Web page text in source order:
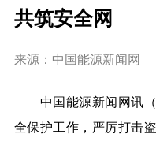
共筑安全网
来源：中国能源新闻网
中 国能源新闻网讯
全保护工作，严厉打击